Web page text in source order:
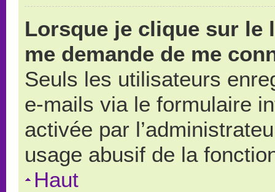
Lorsque je clique sur le
me demande de me
Seuls les utilisateurs
e-mails via le formulaire
activée par
usage abusif de la
Haut